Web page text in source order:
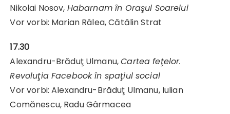
Nikolai Nosov, Habarnam în Oraşul Soarelui
Vor vorbi: Marian Râlea, Cătălin Strat
17.30
Alexandru-Brăduţ Ulmanu,Cartea feţelor.
Revoluţia Facebook în spaţiul social
Vor vorbi: Alexandru-Brăduţ Ulmanu, Iulian
Comănescu, Radu Gârmacea